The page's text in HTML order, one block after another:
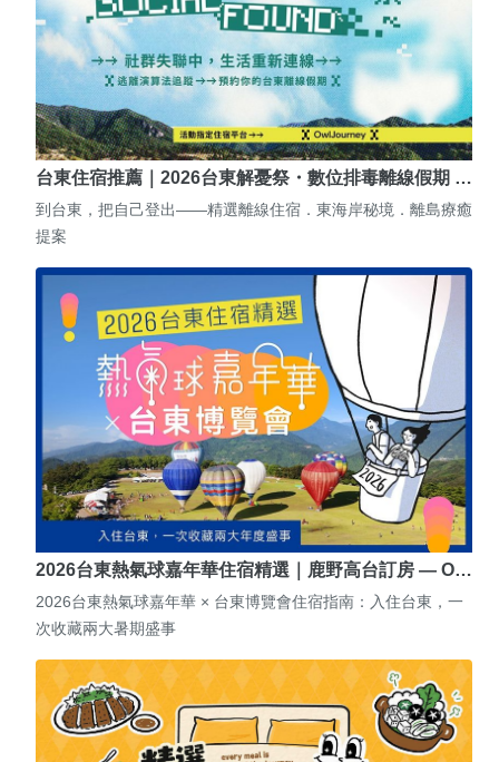
台東住宿推薦｜2026台東解憂祭・數位排毒離線假期 …
到台東，把自己登出——精選離線住宿．東海岸秘境．離島療癒
提案
2026台東熱氣球嘉年華住宿精選｜鹿野高台訂房 — O…
2026台東熱氣球嘉年華 × 台東博覽會住宿指南：入住台東，一
次收藏兩大暑期盛事